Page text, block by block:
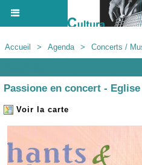
Accueil > Agenda > Concerts /
Passione en concert -
Voir la carte